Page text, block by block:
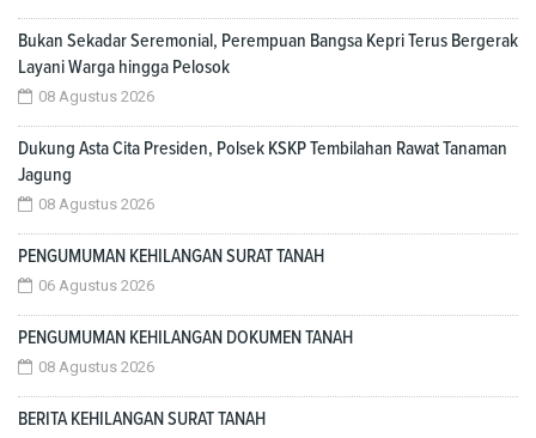
Bukan Sekadar Seremonial, Perempuan Bangsa Kepri Terus Bergerak
Layani Warga hingga Pelosok
08 Agustus 2026
Dukung Asta Cita Presiden, Polsek KSKP Tembilahan Rawat Tanaman
Jagung
08 Agustus 2026
PENGUMUMAN KEHILANGAN SURAT TANAH
06 Agustus 2026
PENGUMUMAN KEHILANGAN DOKUMEN TANAH
08 Agustus 2026
BERITA KEHILANGAN SURAT TANAH